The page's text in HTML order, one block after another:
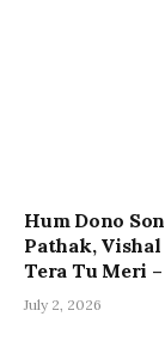
Hum Dono
Pathak,
Tera Tu Meri –
July 2, 2026